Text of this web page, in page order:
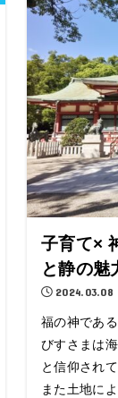
子育て×
と静の
2024.03.08
福の神であ
びすさまは
と信仰され
また土地に